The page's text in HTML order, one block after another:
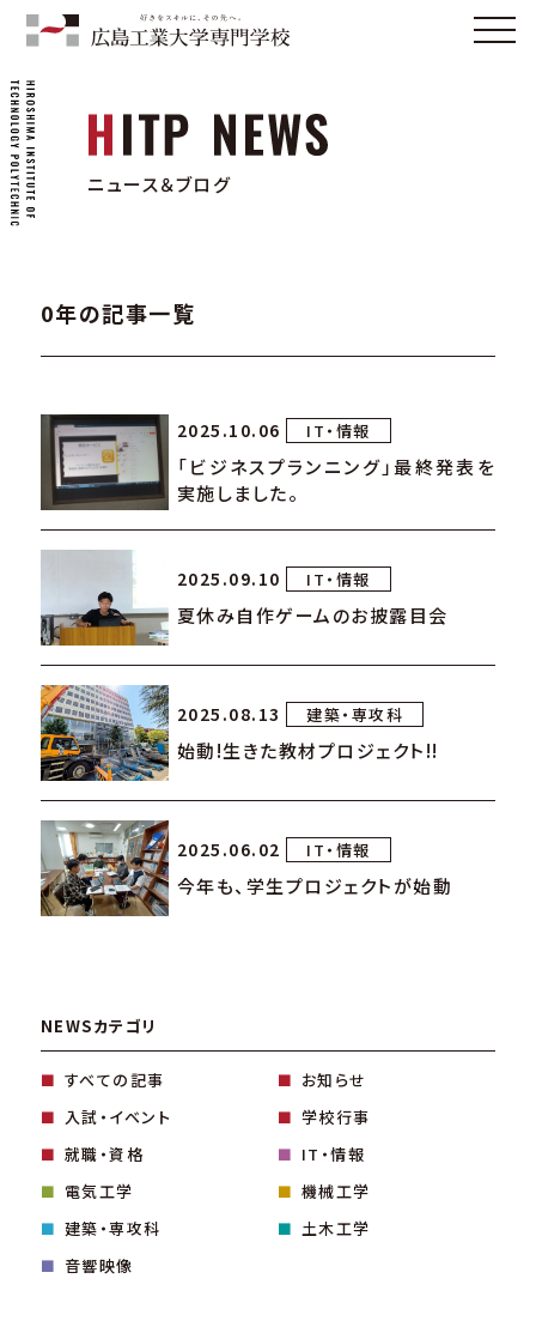
ニュース＆ブログ
0年の記事一覧
2025.10.06 IT・情報
「ビジネスプランニング」最終発表を
実施しました。
2025.09.10 IT・情報
夏休み自作ゲームのお披露目会
2025.08.13 建築・専攻科
始動!生きた教材プロジェクト!!
2025.06.02 IT・情報
今年も、学生プロジェクトが始動
NEWSカテゴリ
すべての記事
お知らせ
入試・イベント
学校行事
就職・資格
IT・情報
電気工学
機械工学
建築・専攻科
土木工学
音響映像